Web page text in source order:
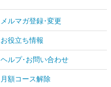
メルマガ登録･変更
お役立ち情報
ヘルプ･お問い合わせ
月額コース解除